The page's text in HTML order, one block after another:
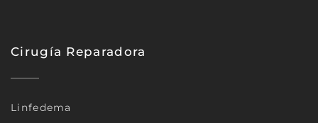
Cirugía Reparadora
Linfedema